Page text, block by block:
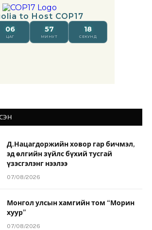
Д.Нацагдоржийн ховор гар бичмэл,
эд өлгийн зүйлс бүхий тусгай
үзэсгэлэнг нээлээ
07/08/2026
Монгол улсын хамгийн том “Морин
хуур”
07/08/2026